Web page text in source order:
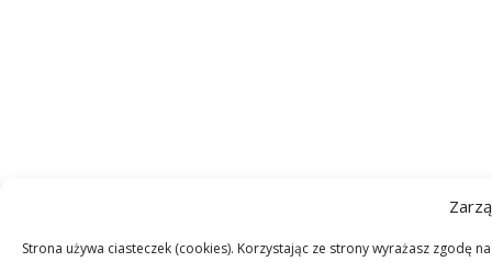
Strona używa ciasteczek (cookies). Korzystając ze strony wyrażasz zgodę